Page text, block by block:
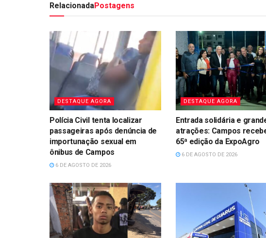
RelacionadaPostagens
DESTAQUE AGORA
Polícia Civil tenta localizar
passageiras após denúncia de
importunação sexual em
ônibus de Campos
6 DE AGOSTO DE 2026
DESTAQUE AGORA
Entrada solidária e
atrações: Campos
65ª edição da ExpoAgro
6 DE AGOSTO DE 2026